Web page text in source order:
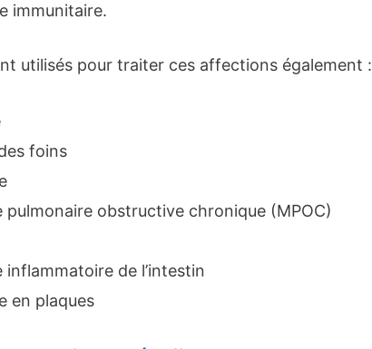
immunitaire.
utilisés pour traiter ces affections également :
foins
pulmonaire obstructive chronique (MPOC)
inflammatoire de l’intestin
en plaques